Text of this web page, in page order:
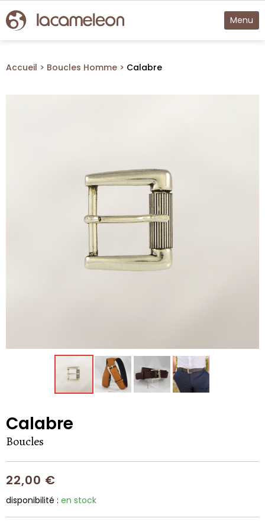
Menu
Accueil Boucles Homme Calabre
Calabre
Boucles
22,00 €
disponibilité : en stock